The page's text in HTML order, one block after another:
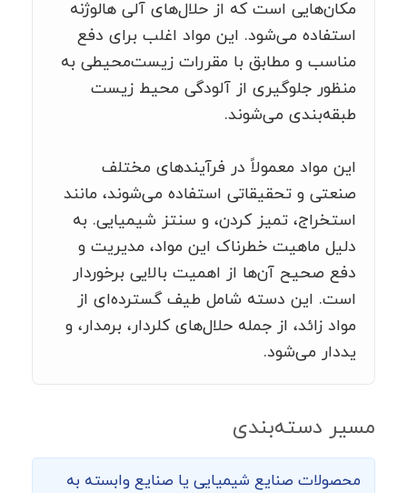
مکان‌هایی است که از حلال‌های آلی هالوژنه
استفاده می‌شود. این مواد اغلب برای دفع
مناسب و مطابق با مقررات زیست‌محیطی به
منظور جلوگیری از آلودگی محیط زیست
طبقه‌بندی می‌شوند.
این مواد معمولاً در فرآیندهای مختلف
صنعتی و تحقیقاتی استفاده می‌شوند، مانند
استخراج، تمیز کردن، و سنتز شیمیایی. به
دلیل ماهیت خطرناک این مواد، مدیریت و
دفع صحیح آن‌ها از اهمیت بالایی برخوردار
است. این دسته شامل طیف گسترده‌ای از
مواد زائد، از جمله حلال‌های کلردار، برمدار، و
یددار می‌شود.
مسیر دسته‌بندی
محصولات صنایع شیمیایی یا صنایع وابسته به